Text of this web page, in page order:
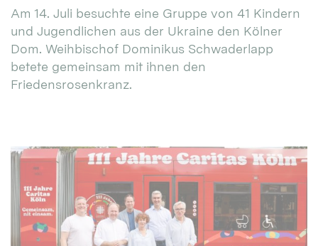
Am 14. Juli besuchte eine Gruppe von 41 Kindern
und Jugendlichen aus der Ukraine den Kölner
Dom. Weihbischof Dominikus Schwaderlapp
betete gemeinsam mit ihnen den
Friedensrosenkranz.